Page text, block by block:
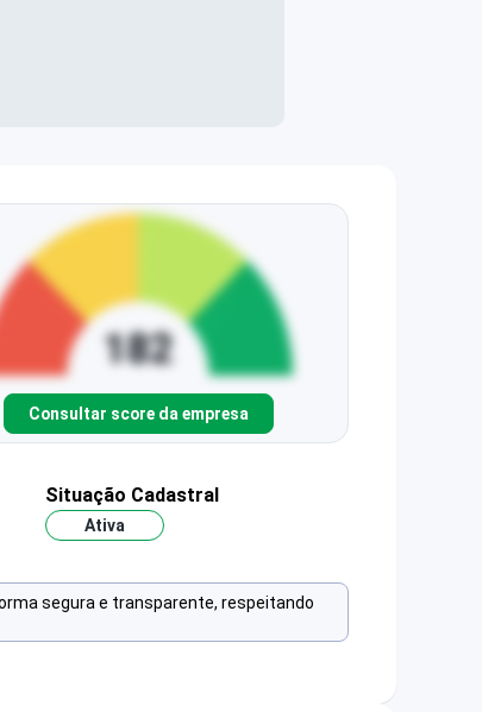
Consultar score da empresa
Situação Cadastral
Ativa
segura e transparente, respeitando